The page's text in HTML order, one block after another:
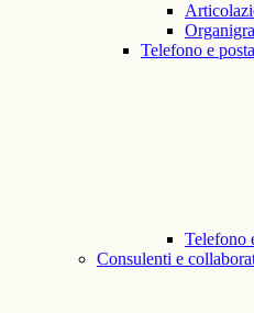
Telefono e
Telefono
Consulenti e